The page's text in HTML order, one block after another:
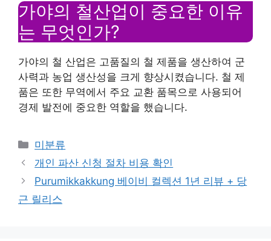
가야의 철산업이 중요한 이유
는 무엇인가?
가야의 철 산업은 고품질의 철 제품을 생산하여 군
사력과 농업 생산성을 크게 향상시켰습니다. 철 제
품은 또한 무역에서 주요 교환 품목으로 사용되어
경제 발전에 중요한 역할을 했습니다.
Categories
미분류
개인 파산 신청 절차 비용 확인
Purumikkakkung 베이비 컬렉션 1년 리뷰 + 당
근 릴리스